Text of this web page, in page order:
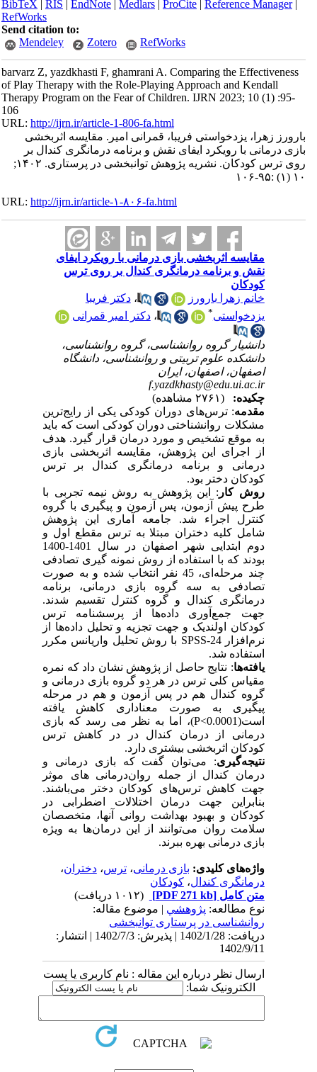
BibTeX|RIS|EndNote|Medlars|ProCite|Reference Manager
RefWorks
Send citation to:
Mendeley
Zotero RefWorks
barvarz Z, yazdkhasti F, ghamrani A. Comparing the Effectiveness
of Play Therapy with the Role-Playing Approach and Kendall
Therapy Program on the Fear of Children. IJRN 2023; 10 (1) :95-
106
URL:http://ijrn.ir/article-1-806-fa.html
بارورز زهرا، یزدخواستی فریبا، قمرانی امیر. مقایسه اثربخشی
بازی درمانی با رویکرد ایفای نقش و برنامه درمانگری کندال بر
روی ترس کودکان. نشریه پژوهش توانبخشی در پرستاری. ۱۴۰۲;
۱۰ (۱) :۹۵-۱۰۶
URL:http://ijrn.ir/article-۱-۸۰۶-fa.html
مقایسه اثربخشی بازی درمانی با رویکرد ایفای
نقش و برنامه درمانگری کندال بر روی ترس
کودکان
خانم زهرا بارورز
،دکتر فریبا
یزدخواستی
،دکتر امیر قمرانی
دانشیار گروه روانشناسی، گروه روانشناسی،
دانشکده علوم تربیتی و روانشناسی، دانشگاه
اصفهان، اصفهان، ایران
f.yazdkhasty@edu.ui.ac.ir
چکیده:
مقدمه: ترس‌های دوران کودکی یکی از رایج‌ترین
مشکلات روانشناختی دوران کودکی است که باید
به موقع تشخیص و مورد درمان قرار گیرد. هدف
از اجرای این پژوهش، مقایسه اثربخشی بازی
درمانی و برنامه درمانگری کندال بر ترس
کودکان دختر بود.
روش کار: این پژوهش به روش نیمه تجربی با
طرح پیش آزمون، پس آزمون و پیگیری با گروه
کنترل اجراء شد. جامعه آماری این پژوهش
شامل کلیه دختران مبتلا به ترس مقطع اول و
دوم ابتدایی شهر اصفهان در سال 1401-1400
بودند که با استفاده از روش نمونه گیری تصادفی
چند مرحله‌ای، 45 نفر انتخاب شده و به صورت
تصادفی به سه گروه بازی درمانی، برنامه
درمانگری کندال و گروه کنترل تقسیم شدند.
جهت جمع‌آوری داده‌ها از پرسشنامه ترس
کودکان اولندیک و جهت تجزیه و تحلیل داده‌ها از
نرم‌افزار SPSS-24با روش تحلیل واریانس مکرر
استفاده شد.
یافته‌ها:نتایج حاصل از پژوهش نشان داد که نمره
مقیاس کلی ترس در هر دو گروه بازی درمانی و
گروه کندال هم در پس‌ آزمون و هم در مرحله
پیگیری به صورت معناداری کاهش یافته
است(P<0.0001)، اما به نظر می رسد که بازی
درمانی از درمان کندال در در کاهش ترس
کودکان اثربخشی بیشتری دارد.
نتیجه‌گیری: می‌توان گفت که بازی درمانی و
درمان کندال از جمله روان‌درمانی های موثر
جهت کاهش ترس‌های کودکان دختر می‌باشند.
بنابراین جهت درمان اختلالات اضطرابی در
کودکان و بهبود بهداشت روانی آنها، متخصصان
سلامت روان می‌توانند از این درمان‌ها به ویژه
بازی درمانی بهره ببرند.
واژه‌های کلیدی:بازی درمانی،ترس،دختران ،
درمانگری کندال ،کودکان
متن کامل[PDF 271 kb]
نوع مطالعه:پژوهشي| موضوع مقاله:
روانشناسی در پرستاری توانبخشی
دریافت: 1402/1/28 | پذیرش: 1402/7/3 | انتشار:
1402/9/11
ارسال نظر درباره این مقاله : نام کاربری یا پست
الکترونیک شما: